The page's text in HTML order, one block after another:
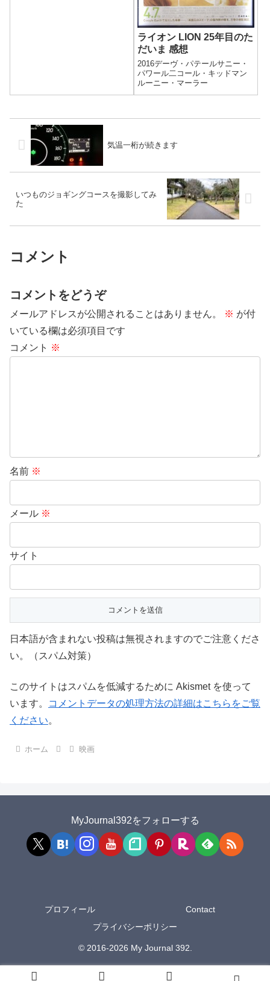
ライオン LION 25年目のた
だいま 感想
2016デーヴ・パテールサニー・
パワール二コール・キッドマン
ルーニー・マーラー
気温一桁が続きます
いつものジョギングコースを撮影してみ
た
コメント
コメントをどうぞ
メールアドレスが公開されることはありません。 ※ が付
いている欄は必須項目です
コメント ※
名前 ※
メール ※
サイト
日本語が含まれない投稿は無視されますのでご注意くださ
い。（スパム対策）
このサイトはスパムを低減するために Akismet を使って
います。
コメントデータの処理方法の詳細はこちらをご覧
ください。
ホーム 映画
MyJournal392をフォローする
プロフィール
Contact
プライバシーポリシー
© 2016-2026 My Journal 392.